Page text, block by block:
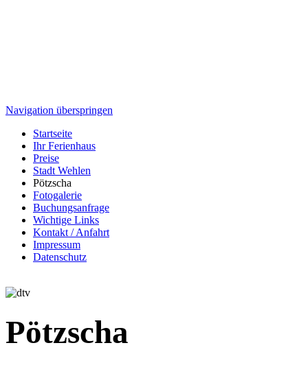
Navigation überspringen
Startseite
Ihr Ferienhaus
Preise
Stadt Wehlen
Pötzscha
Fotogalerie
Buchungsanfrage
Wichtige Links
Kontakt / Anfahrt
Impressum
Datenschutz
Pötzscha